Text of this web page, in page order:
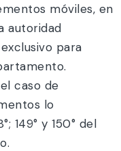
móviles, en
autoridad
para
el caso de
lo
149° y 150° del